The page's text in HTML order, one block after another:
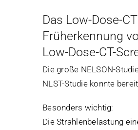
Das Low-Dose-
Früherkennung
Low-Dose-CT-
Die große NELSON-
NLST-Studie konnte
Besonders wichtig:
Die Strahlenbelastung